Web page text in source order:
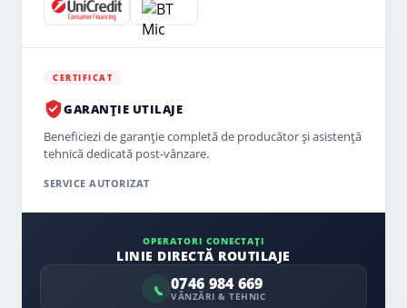
CERTIFICAT
GARANȚIE UTILAJE
Beneficiezi de garanție completă de producător și asistență
tehnică dedicată post-vânzare.
SERVICE AUTORIZAT
OPERATORI CONECTAȚI
LINIE DIRECTĂ ROUTILAJE
0746 984 669
VÂNZĂRI & TEHNIC